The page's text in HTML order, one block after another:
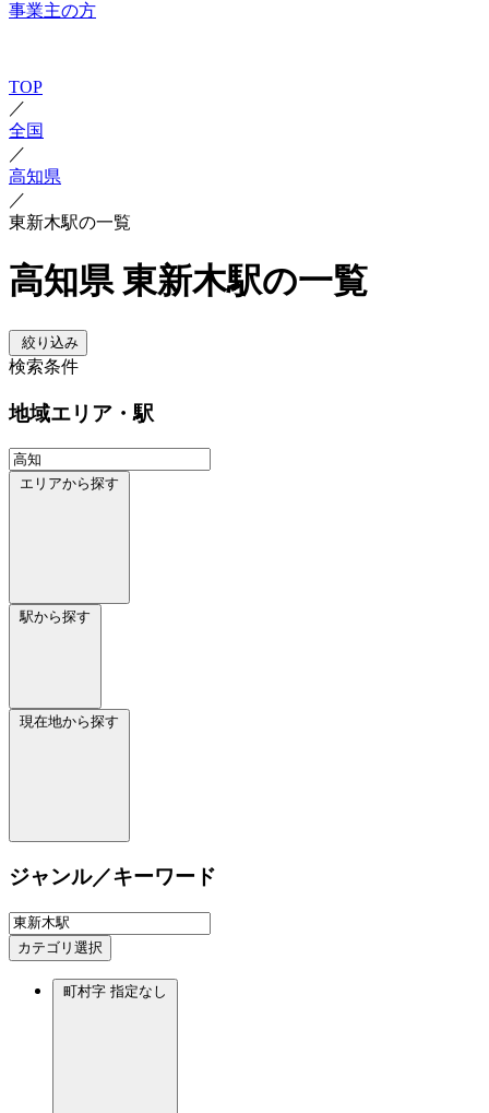
事業主の方
TOP
／
全国
／
高知県
／
東新木駅の一覧
高知県 東新木駅の一覧
絞り込み
検索条件
地域エリア・駅
エリアから探す
駅から探す
現在地から探す
ジャンル／キーワード
カテゴリ選択
町村字 指定なし